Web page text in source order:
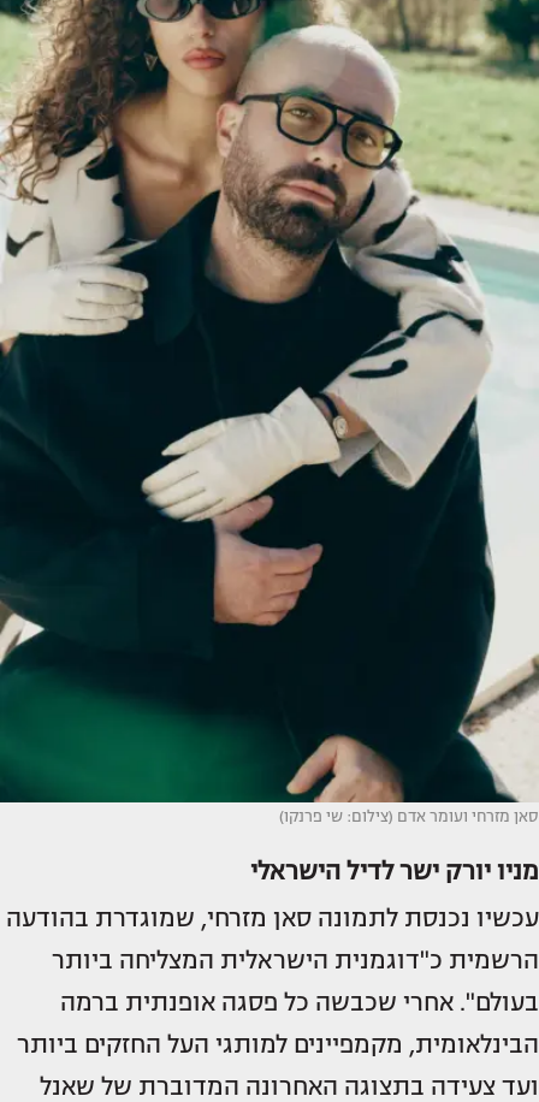
סאן מזרחי ועומר אדם (צילום: שי פרנקו)
מניו יורק ישר לדיל הישראלי
עכשיו נכנסת לתמונה סאן מזרחי, שמוגדרת בהודעה
הרשמית כ"דוגמנית הישראלית המצליחה ביותר
בעולם". אחרי שכבשה כל פסגה אופנתית ברמה
הבינלאומית, מקמפיינים למותגי העל החזקים ביותר
ועד צעידה בתצוגה האחרונה המדוברת של שאנל